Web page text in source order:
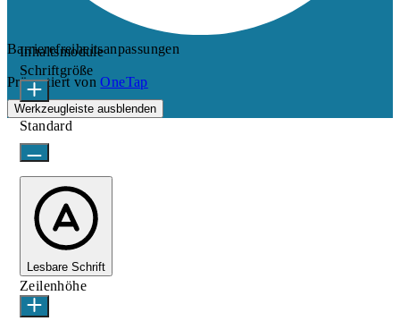
Barrierefreiheitsanpassungen
Präsentiert vonOneTap
Werkzeugleiste ausblenden
Inhaltsmodule
Schriftgröße
Standard
Lesbare Schrift
Zeilenhöhe